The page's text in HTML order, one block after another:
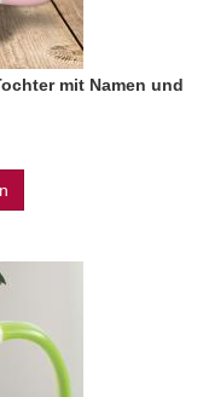
mit Namen und